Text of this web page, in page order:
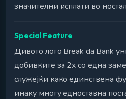
значителни исплати во
Special Feature
Дивото лого Break da Bank
добивките за 2x со една
служејќи како единствена
инаку многу едноставна